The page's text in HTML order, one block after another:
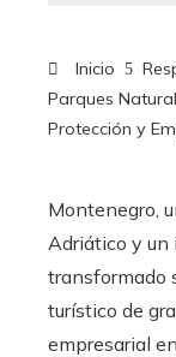
Inicio
Parques
Protección y
Montenegro,
Adriático y un
transformado
turístico de
empresarial